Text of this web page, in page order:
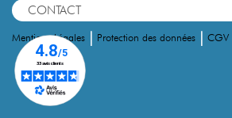
CONTACT
Mentions Légales | Protection des données | CGV